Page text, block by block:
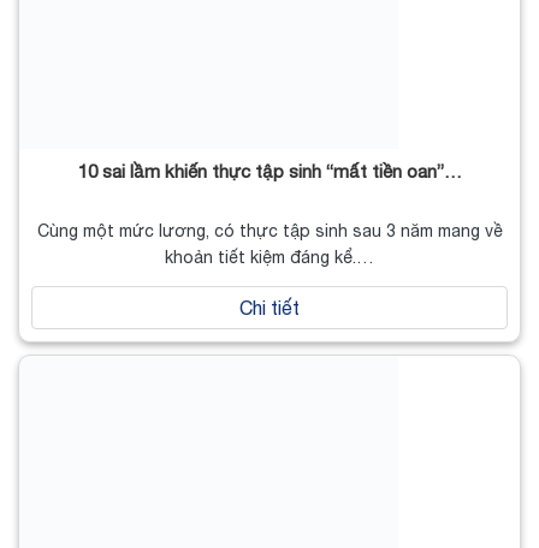
10 sai lầm khiến thực tập sinh “mất tiền oan”…
Cùng một mức lương, có thực tập sinh sau 3 năm mang về
khoản tiết kiệm đáng kể.…
Chi tiết